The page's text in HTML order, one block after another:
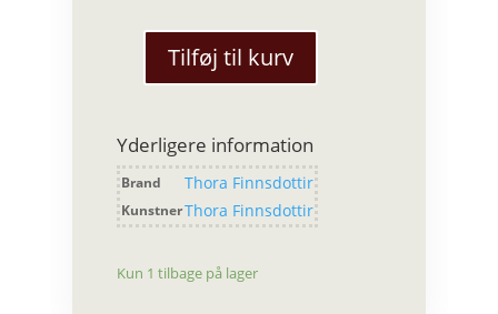
Bombonniere
Diamont
antal
Tilføj til kurv
Yderligere information
Brand Thora Finnsdottir
KunstnerThora Finnsdottir
Kun 1 tilbage på lager